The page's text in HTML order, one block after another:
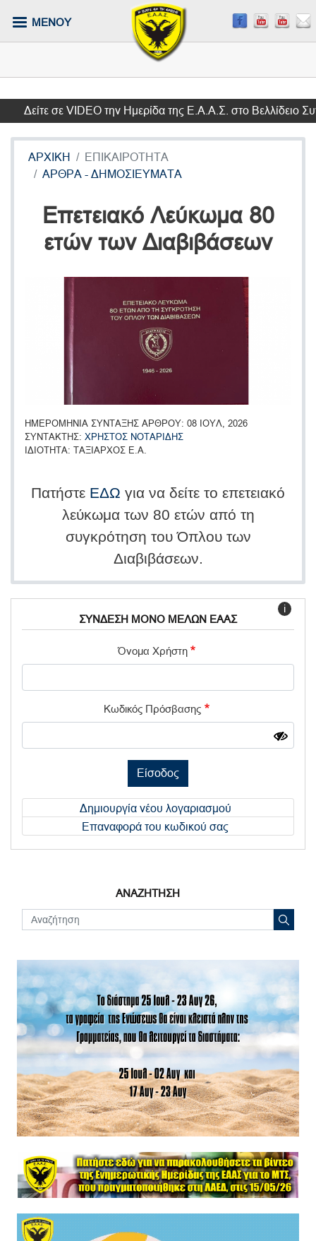
Παράκαμψη
προς
το
κυρίως
περιεχόμενο
ΜΕΝΟΥ
Δείτε σε VIDEO την Ημερίδα της Ε.Α.Α.Σ. στο Βελλίδειο
ΑΡΧΙΚΗ
ΕΠΙΚΑΙΡΟΤΗΤΑ
ΑΡΘΡΑ - ΔΗΜΟΣΙΕΥΜΑΤΑ
Επετειακό Λεύκωμα 80
ετών των Διαβιβάσεων
ΗΜΕΡΟΜΗΝΙΑ ΣΥΝΤΑΞΗΣ ΑΡΘΡΟΥ 08 ΙΟΥΛ, 2026
ΣΥΝΤΑΚΤΗΣ ΧΡΗΣΤΟΣ ΝΟΤΑΡΙΔΗΣ
ΙΔΙΟΤΗΤΑ ΤΑΞΙΑΡΧΟΣ Ε.Α.
Πατήστε ΕΔΩ για να δείτε το επετειακό
λεύκωμα των 80 ετών από τη
συγκρότηση του Όπλου των
Διαβιβάσεων.
i
ΣΥΝΔΕΣΗ ΜΟΝΟ ΜΕΛΩΝ ΕΑΑΣ
Όνομα Χρήστη
Κωδικός Πρόσβασης
Είσοδος
Δημιουργία νέου λογαριασμού
Επαναφορά του κωδικού σας
ΑΝΑΖΗΤΗΣΗ